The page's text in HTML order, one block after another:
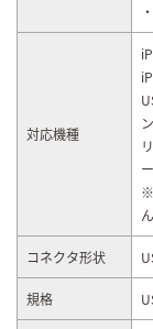
対応機種
※
コネクタ形状
規格